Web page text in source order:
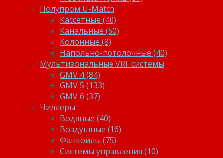
Полупром U-Match
Кассетные (40)
Канальные (50)
Колонные (8)
Напольно-потолочные (40)
Мультизональные VRF системы
GMV 4 (84)
GMV 5 (133)
GMV 6 (37)
Чиллеры
Водяные (40)
Воздушные (16)
Фанкойлы (75)
Системы управления (10)